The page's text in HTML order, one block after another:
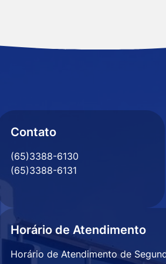
Contato
(65)3388-6130
(65)3388-6131
Horário de Atendimento
Horário de Atendimento de